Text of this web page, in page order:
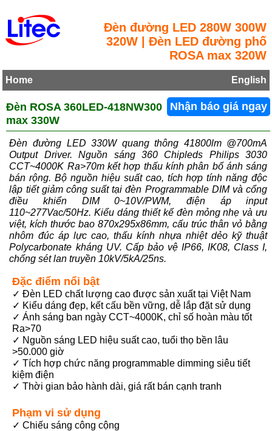
Đèn đường LED 280W 300W
320W | Đèn LED đường phố
ROSA max 320W
Home English
Nhận báo giá ngay
Đèn ROSA 360LED-418NW300
max 330W
Đèn đường LED 330W quang thông 41800lm @700mA
Output Driver. Nguồn sáng 360 Chipleds Philips 3030
CCT~4000K Ra>70m kết hợp thấu kính phân bố ánh sáng
bán rộng. Bộ nguồn hiệu suất cao, tích hợp tính năng độc
lập tiết giảm công suất tại đèn Programmable DIM và cổng
điều khiển DIM 0~10V/PWM, điện áp input
110~277Vac/50Hz. Kiểu dáng thiết kế đèn mỏng nhẹ và ưu
việt, kích thước bao 870x295x86mm, cấu trúc thân vỏ bằng
nhôm đúc áp lực cao, thấu kính nhựa nhiệt dẻo kỹ thuật
Polycarbonate kháng UV. Cấp bảo vệ IP66, IK08, Class I,
chống sét lan truyền 10kV/5kA/25ns.
Đặc điểm nổi bật
✓ Đèn LED chất lượng cao được sản xuất tại Việt Nam
✓ Kiểu dáng đẹp, kết cấu bền vững, dễ lắp đặt sử dụng
✓ Ánh sáng ban ngày CCT~4000K, chỉ số hoàn màu tốt
Ra>70
✓ Nguồn sáng LED hiệu suất cao, tuổi thọ bền lâu
>50.000 giờ
✓ Tích hợp chức năng programmable dimming siêu tiết
kiệm điện
✓ Thời gian bảo hành dài, giá rất bán cạnh tranh
Phạm vi sử dụng
✓ Chiếu sáng công cộng